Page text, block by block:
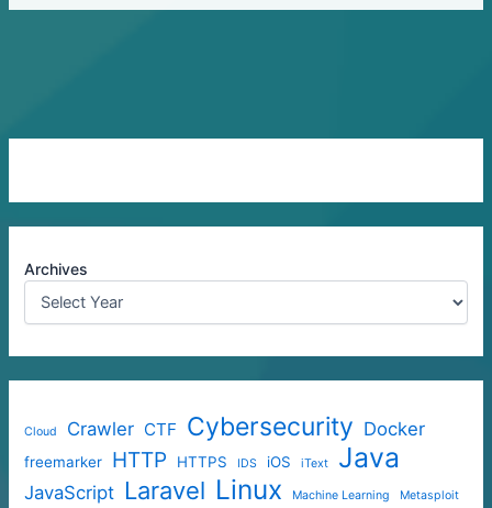
Archives
Cloud Crawler CTF Cybersecurity Docker
freemarker HTTP HTTPS IDS iOS iText Java
JavaScript Laravel Linux Machine Learning Metasploit